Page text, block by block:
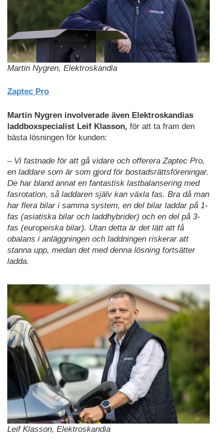
Martin Nygren, Elektroskandia
Zaptec Pro
Martin Nygren involverade även Elektroskandias
laddboxspecialist Leif Klasson, för att ta fram den
bästa lösningen för kunden:
– Vi fastnade för att gå vidare och offerera Zaptec Pro,
en laddare som är som gjord för bostadsrättsföreningar.
De har bland annat en fantastisk lastbalansering med
fasrotation, så laddaren själv kan växla fas. Bra då man
har flera bilar i samma system, en del bilar laddar på 1-
fas (asiatiska bilar och laddhybrider) och en del på 3-
fas (europeiska bilar). Utan detta är det lätt att få
obalans i anläggningen och laddningen riskerar att
stanna upp, medan det med denna lösning fortsätter
ladda.
Leif Klasson, Elektroskandia